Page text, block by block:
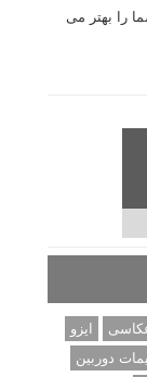
را بهتر می
ایزو
دوربین